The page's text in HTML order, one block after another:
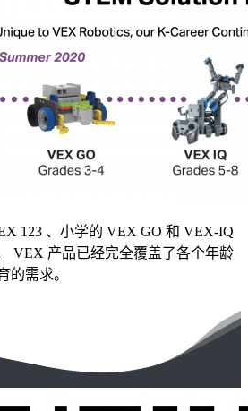
123 、小学的 VEX GO 和 VEX-IQ
VEX 产品已经完全覆盖了各个年龄
的需求。